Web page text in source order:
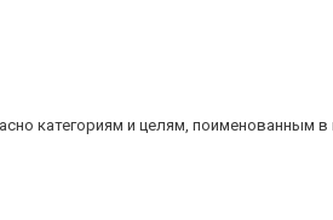
категориям и целям, поименованным в